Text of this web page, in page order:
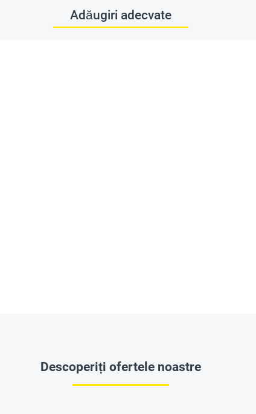
Adăugiri adecvate
Descoperiți ofertele noastre